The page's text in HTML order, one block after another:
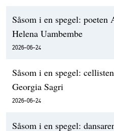
Såsom i en spegel: poeten
Helena Uambembe
2026-06-24
Såsom i en spegel:
Georgia Sagri
2026-06-24
Såsom i en spegel: